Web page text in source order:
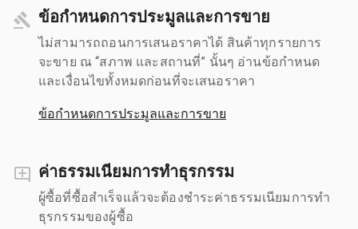
ข้อกำหนดการประมูลและการขาย
ไม่สามารถถอนการเสนอราคาได้ สินค้าทุกรายการ
จะขาย ณ “สภาพ และสถานที่” นั้นๆ อ่านข้อกำหนด
และเงื่อนไขทั้งหมดก่อนที่จะเสนอราคา
ข้อกำหนดการประมูลและการขาย
ค่าธรรมเนียมการทำธุรกรรม
ผู้ซื้อที่ซื้อสำเร็จแล้วจะต้องชำระค่าธรรมเนียมการทำ
ธุรกรรมของผู้ซื้อ